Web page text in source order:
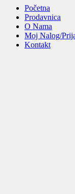
Početna
Prodavnica
O Nama
Moj Nalog/
Kontakt